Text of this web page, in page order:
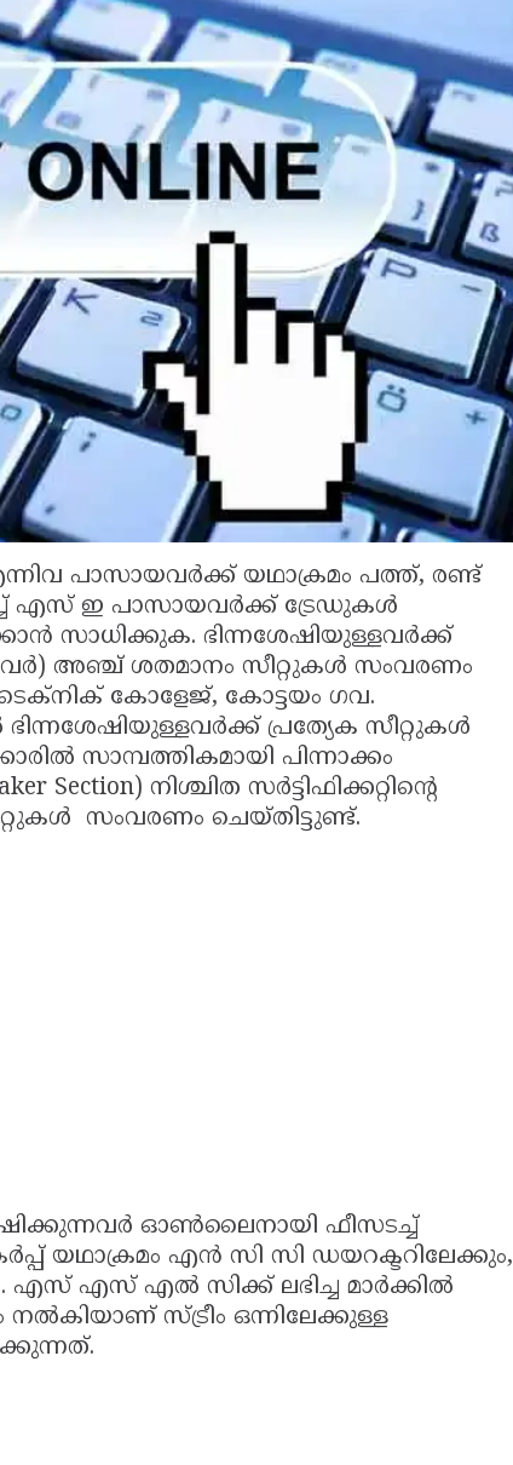
പാസായവര്‍ക്ക് യഥാക്രമം പത്ത്, രണ്ട്
എസ് ഇ പാസായവര്‍ക്ക് ട്രേഡുകള്‍
സാധിക്കുക. ഭിന്നശേഷിയുള്ളവര്‍ക്ക്
അഞ്ച് ശതമാനം സീറ്റുകള്‍ സംവരണം
കോളേജ്, കോട്ടയം ഗവ.
പ്രത്യേക സീറ്റുകള്‍
സാമ്പത്തികമായി പിന്നാക്കം
Section) നിശ്ചിത സര്‍ട്ടിഫിക്കറ്റിന്റെ
സംവരണം ചെയ്തിട്ടുണ്ട്.
ഓണ്‍ലൈനായി ഫീസടച്ച്
യഥാക്രമം എന്‍ സി സി ഡയറക്ടറിലേക്കും,
എസ് എല്‍ സിക്ക് ലഭിച്ച മാര്‍ക്കില്‍
സ്ട്രീം ഒന്നിലേക്കുള്ള